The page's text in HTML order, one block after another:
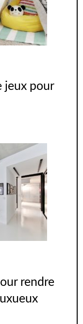
jeux pour
rendre